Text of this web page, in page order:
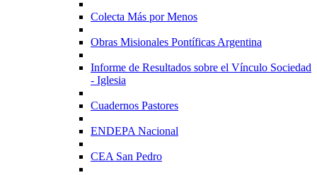
Colecta Más por Menos
Obras Misionales Pontíficas Argentina
Informe de Resultados sobre el Vínculo Sociedad
- Iglesia
Cuadernos Pastores
ENDEPA Nacional
CEA San Pedro